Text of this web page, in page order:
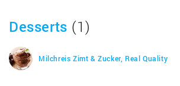
Desserts (1)
Milchreis Zimt & Zucker, Real Quality